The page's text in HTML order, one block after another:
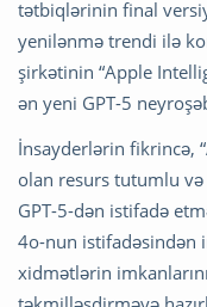
tətbiqlərinin final
yenilənmə trendi ilə
şirkətinin “Apple
ən yeni GPT-5
İnsayderlərin fikrincə,
olan resurs tutumlu
GPT-5-dən istifadə
4o-nun istifadəsindən
xidmətlərin